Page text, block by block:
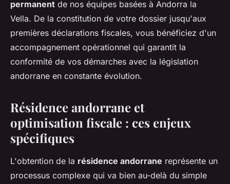
permanent de nos équipes basées à Andorra la
Vella. De la constitution de votre dossier jusqu'aux
premières déclarations fiscales, vous bénéficiez d'un
accompagnement opérationnel qui garantit la
conformité de vos démarches avec la législation
andorrane en constante évolution.
Résidence andorrane et
optimisation fiscale : ces enjeux
spécifiques
L'obtention de la résidence andorrane représente un
processus complexe qui va bien au-delà du simple